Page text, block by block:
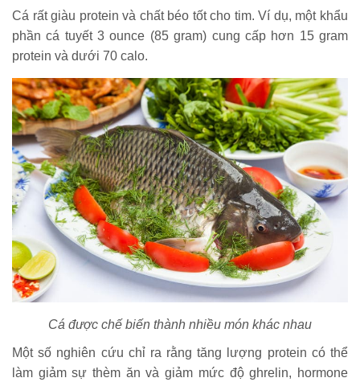
Cá rất giàu protein và chất béo tốt cho tim. Ví dụ, một khẩu
phần cá tuyết 3 ounce (85 gram) cung cấp hơn 15 gram
protein và dưới 70 calo.
Cá được chế biến thành nhiều món khác nhau
Một số nghiên cứu chỉ ra rằng tăng lượng protein có thể
làm giảm sự thèm ăn và giảm mức độ ghrelin, hormone